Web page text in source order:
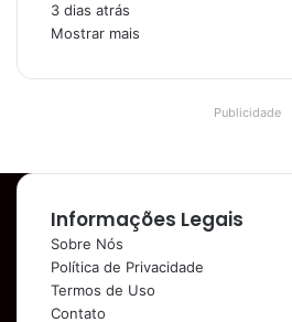
3 dias atrás
Mostrar mais
Publicidade
Informações Legais
Sobre Nós
Política de Privacidade
Termos de Uso
Contato